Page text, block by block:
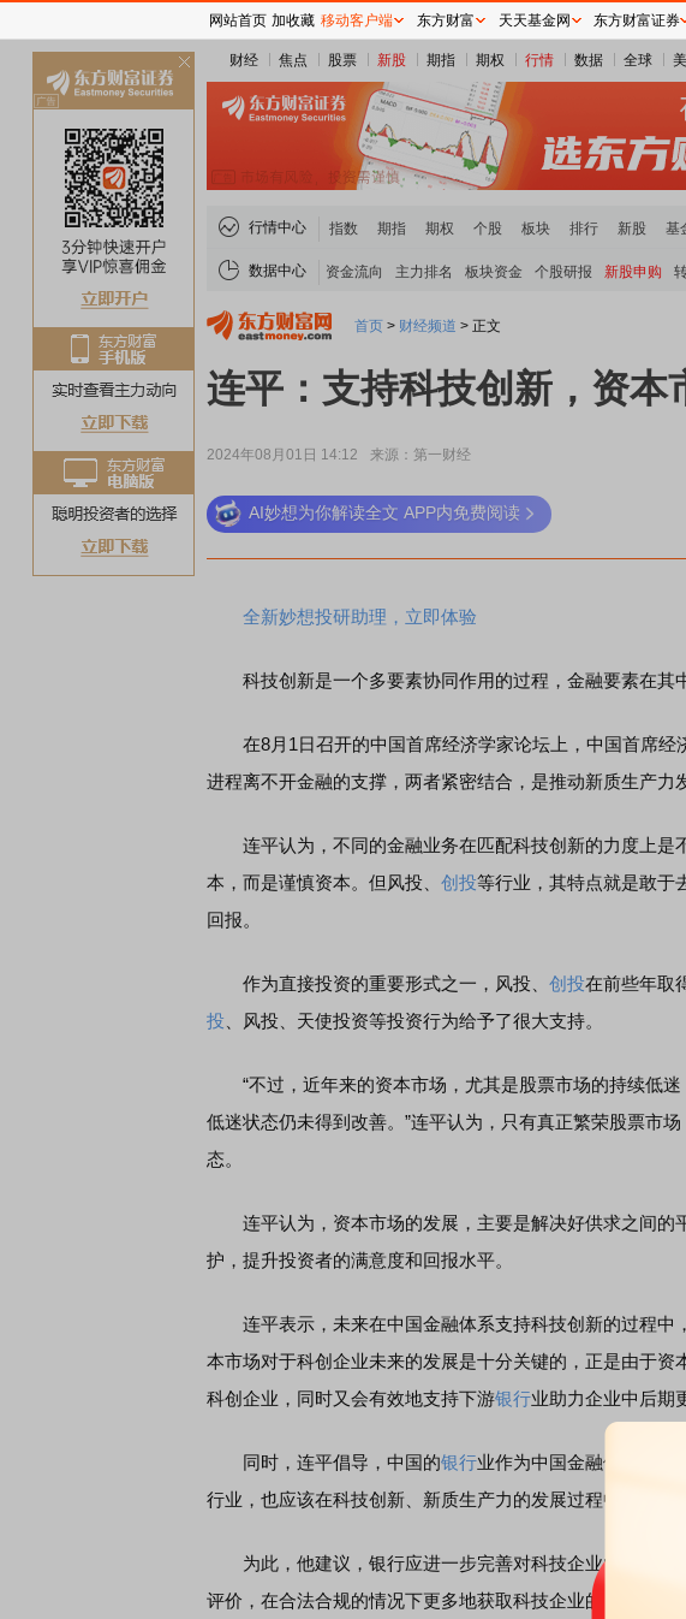
财经 焦点 股票 新股 期指 期权 行情 数据 全球
行情中心 指数 期指 期权 个股 板块 排行 新股 基
数据中心 资金流向 主力排名 板块资金 个股研报 新股申购
首页 > 财经频道 > 正文
连平：支持科技创新，资本
2024年08月01日 14:12 来源：第一财经
AI妙想为你解读全文 APP内免费阅读
全新妙想投研助理，立即体验
科技创新是一个多要素协同作用的过程，金融要素在其
在8月1日召开的中国首席经济学家论坛上，中国首席经
进程离不开金融的支撑，两者紧密结合，是推动新质生产力
连平认为，不同的金融业务在匹配科技创新的力度上是
本，而是谨慎资本。但风投、 创投等行业，其特点就是敢于
回报。
作为直接投资的重要形式之一，风投、 创投在前些年取
投 、风投、天使投资等投资行为给予了很大支持。
“不过，近年来的资本市场，尤其是股票市场的持续低迷
低迷状态仍未得到改善。”连平认为，只有真正繁荣股票市
态。
连平认为，资本市场的发展，主要是解决好供求之间的
护，提升投资者的满意度和回报水平。
连平表示，未来在中国金融体系支持科技创新的过程中
本市场对于科创企业未来的发展是十分关键的，正是由于资
科创企业，同时又会有效地支持下游银行业助力企业中后期
同时，连平倡导，中国的银行业作为中国金融体系中最
行业，也应该在科技创新、新质生产力的发展过程中发挥更
为此，他建议，银行应进一步完善对科技企业的评价体
评价，在合法合规的情况下更多地获取科技企业的相关信用
网站首页 加收藏 移动客户端 东方财富 天天基金网 东方财富证券
关